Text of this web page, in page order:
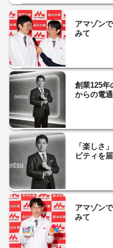
アマゾン
みて
創業125年
からの電通
「楽しさ
ビティを
アマゾン
みて